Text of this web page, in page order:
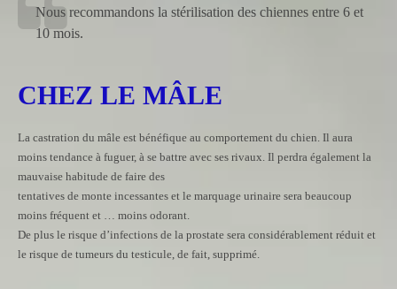
Nous recommandons la stérilisation des chiennes entre 6 et
10 mois.
CHEZ LE MÂLE
La castration du mâle est bénéfique au comportement du chien. Il aura
moins tendance à fuguer, à se battre avec ses rivaux. Il perdra également la
mauvaise habitude de faire des
tentatives de monte incessantes et le marquage urinaire sera beaucoup
moins fréquent et … moins odorant.
De plus le risque d’infections de la prostate sera considérablement réduit et
le risque de tumeurs du testicule, de fait, supprimé.